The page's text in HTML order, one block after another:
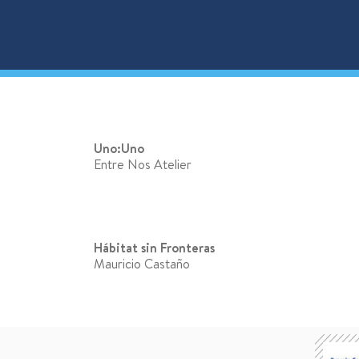
Uno:Uno
Entre Nos Atelier
Hábitat sin Fronteras
Mauricio Castaño